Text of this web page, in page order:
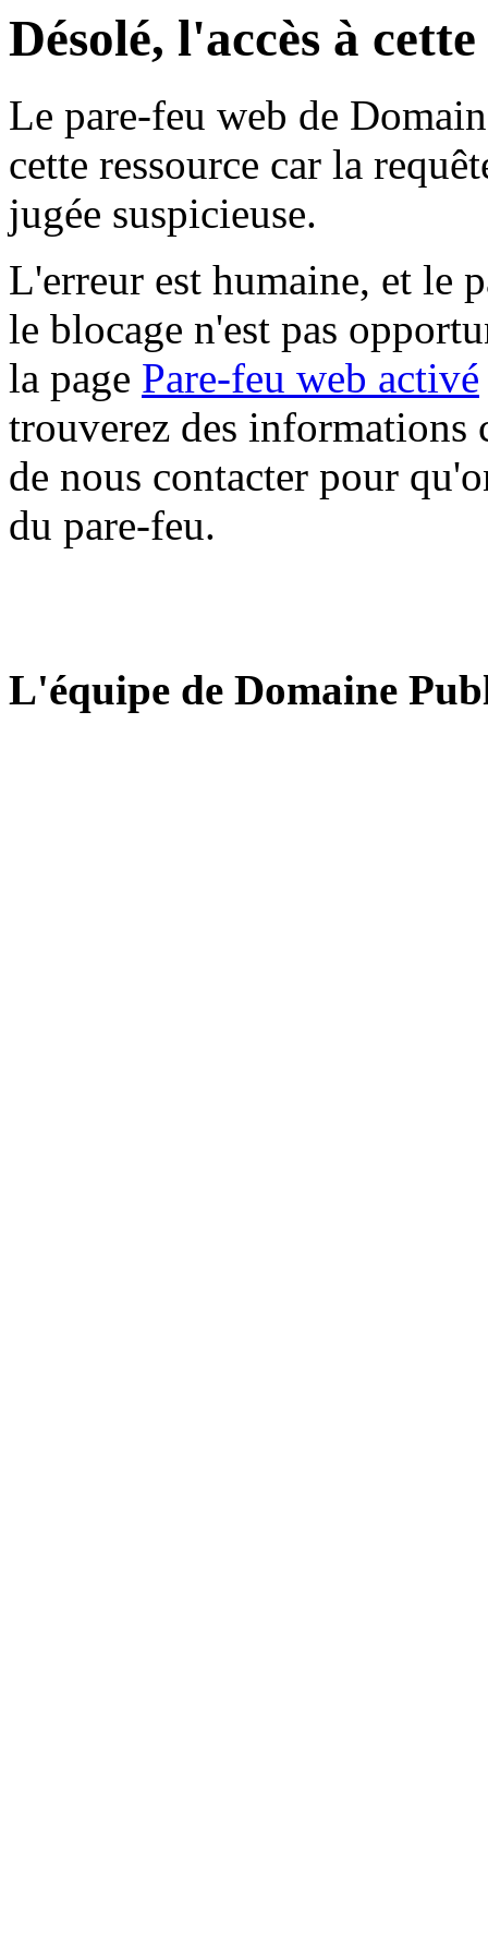
Désolé, l'accès à
Le pare-feu web de
cette ressource car la
jugée suspicieuse.
L'erreur est humaine, et le
le blocage n'est pas
la page Pare-feu web activé
trouverez des informations
de nous contacter pour
du pare-feu.
L'équipe de Domaine